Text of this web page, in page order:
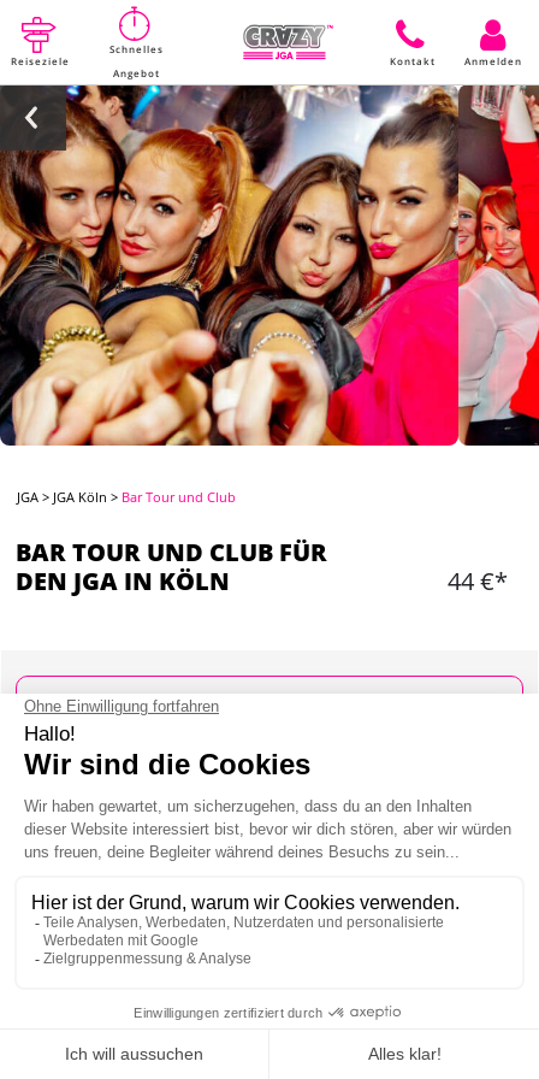
Reiseziele
Schnelles
Angebot
Kontakt Anmelden
JGA > JGA Köln > Bar Tour und Club
BAR TOUR UND CLUB FÜR
DEN JGA IN KÖLN
44 €*
WAS IST ENTHALTEN?
Bar Tour mit unserer Reisebegleiterin für 4
Stunden
Besuch von 3 - 4 Bars
1 Shot
Eintritt in den Club gegen Mitternacht
Mein JGA in Köln